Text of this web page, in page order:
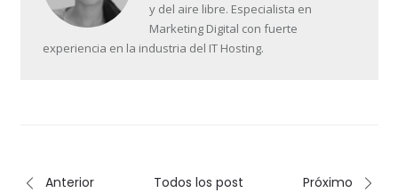
y del aire libre. Especialista en
Marketing Digital con fuerte
experiencia en la industria del IT Hosting.
Anterior Todos los post Próximo